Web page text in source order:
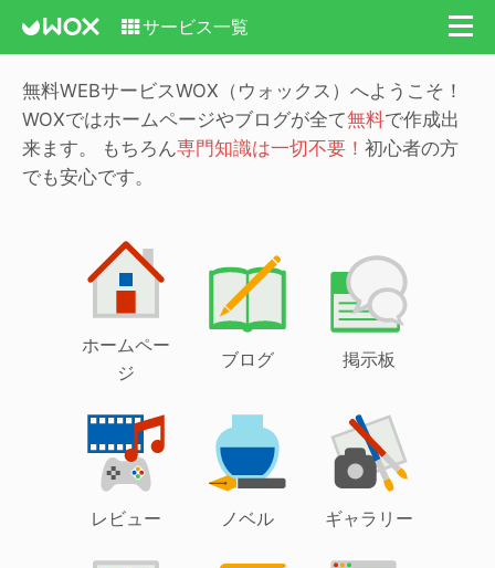
サービス一覧
無料WEBサービスWOX（ウォックス）へようこそ！
WOXではホームページやブログが全て無料で作成出
来ます。
もちろん専門知識は一切不要！ 初心者の方
でも安心です。
ホームペー
ジ
ブログ 掲示板
レビュー ノベル ギャラリー